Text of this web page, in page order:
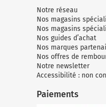
Notre réseau
Nos magasins
Nos magasins
Nos guides d’achat
Nos marques
Nos offres de
Notre newsletter
Accessibilité : non
Paiements